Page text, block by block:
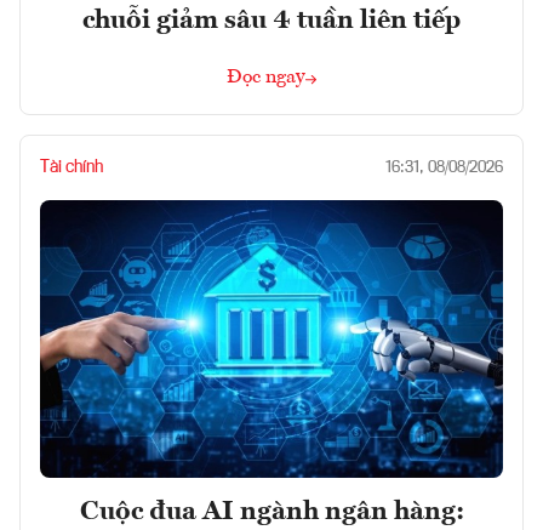
chuỗi giảm sâu 4 tuần liên tiếp
Đọc ngay
Tài chính 16:31, 08/08/2026
Cuộc đua AI ngành ngân hàng: